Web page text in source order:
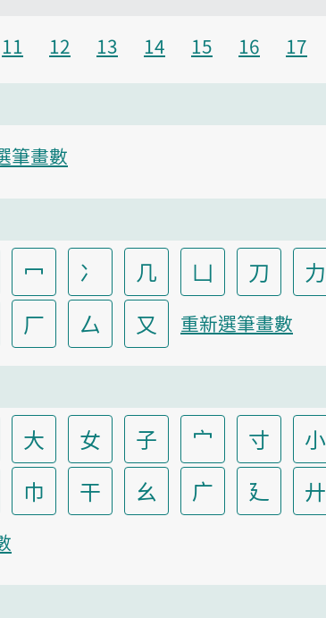
11 12 13 14 15 16 17
筆畫數
冖 冫 几 凵 刀
力
厂 厶 又 重新選筆畫數
大 女 子 宀 寸
小
巾 干 幺 广 廴
廾